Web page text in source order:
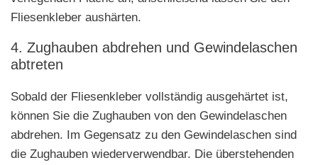
Fliesenkleber aushärten.
4. Zughauben abdrehen und Gewindelaschen
abtreten
Sobald der Fliesenkleber vollständig ausgehärtet ist,
können Sie die Zughauben von den Gewindelaschen
abdrehen. Im Gegensatz zu den Gewindelaschen sind
die Zughauben wiederverwendbar. Die überstehenden